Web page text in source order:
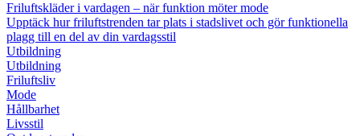
Friluftskläder i vardagen – när funktion möter mode
Upptäck hur friluftstrenden tar plats i stadslivet och gör funktionella
plagg till en del av din vardagsstil
Utbildning
Utbildning
Friluftsliv
Mode
Hållbarhet
Livsstil